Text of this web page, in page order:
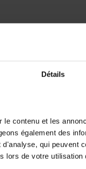
Détails
contenu et les
également des
qui peuvent
lors de votre utilisation